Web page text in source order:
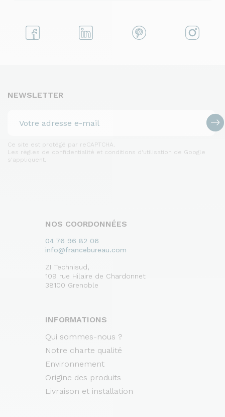
NEWSLETTER
Ce site est protégé par reCAPTCHA.
Les règles de confidentialité et conditions d'utilisation de Google
s'appliquent.
NOS COORDONNÉES
04 76 96 82 06
info@francebureau.com
ZI Technisud,
109 rue Hilaire de Chardonnet
38100 Grenoble
INFORMATIONS
Qui sommes-nous ?
Notre charte qualité
Environnement
Origine des produits
Livraison et installation